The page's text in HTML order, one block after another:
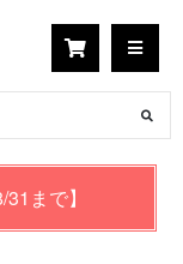
まで】